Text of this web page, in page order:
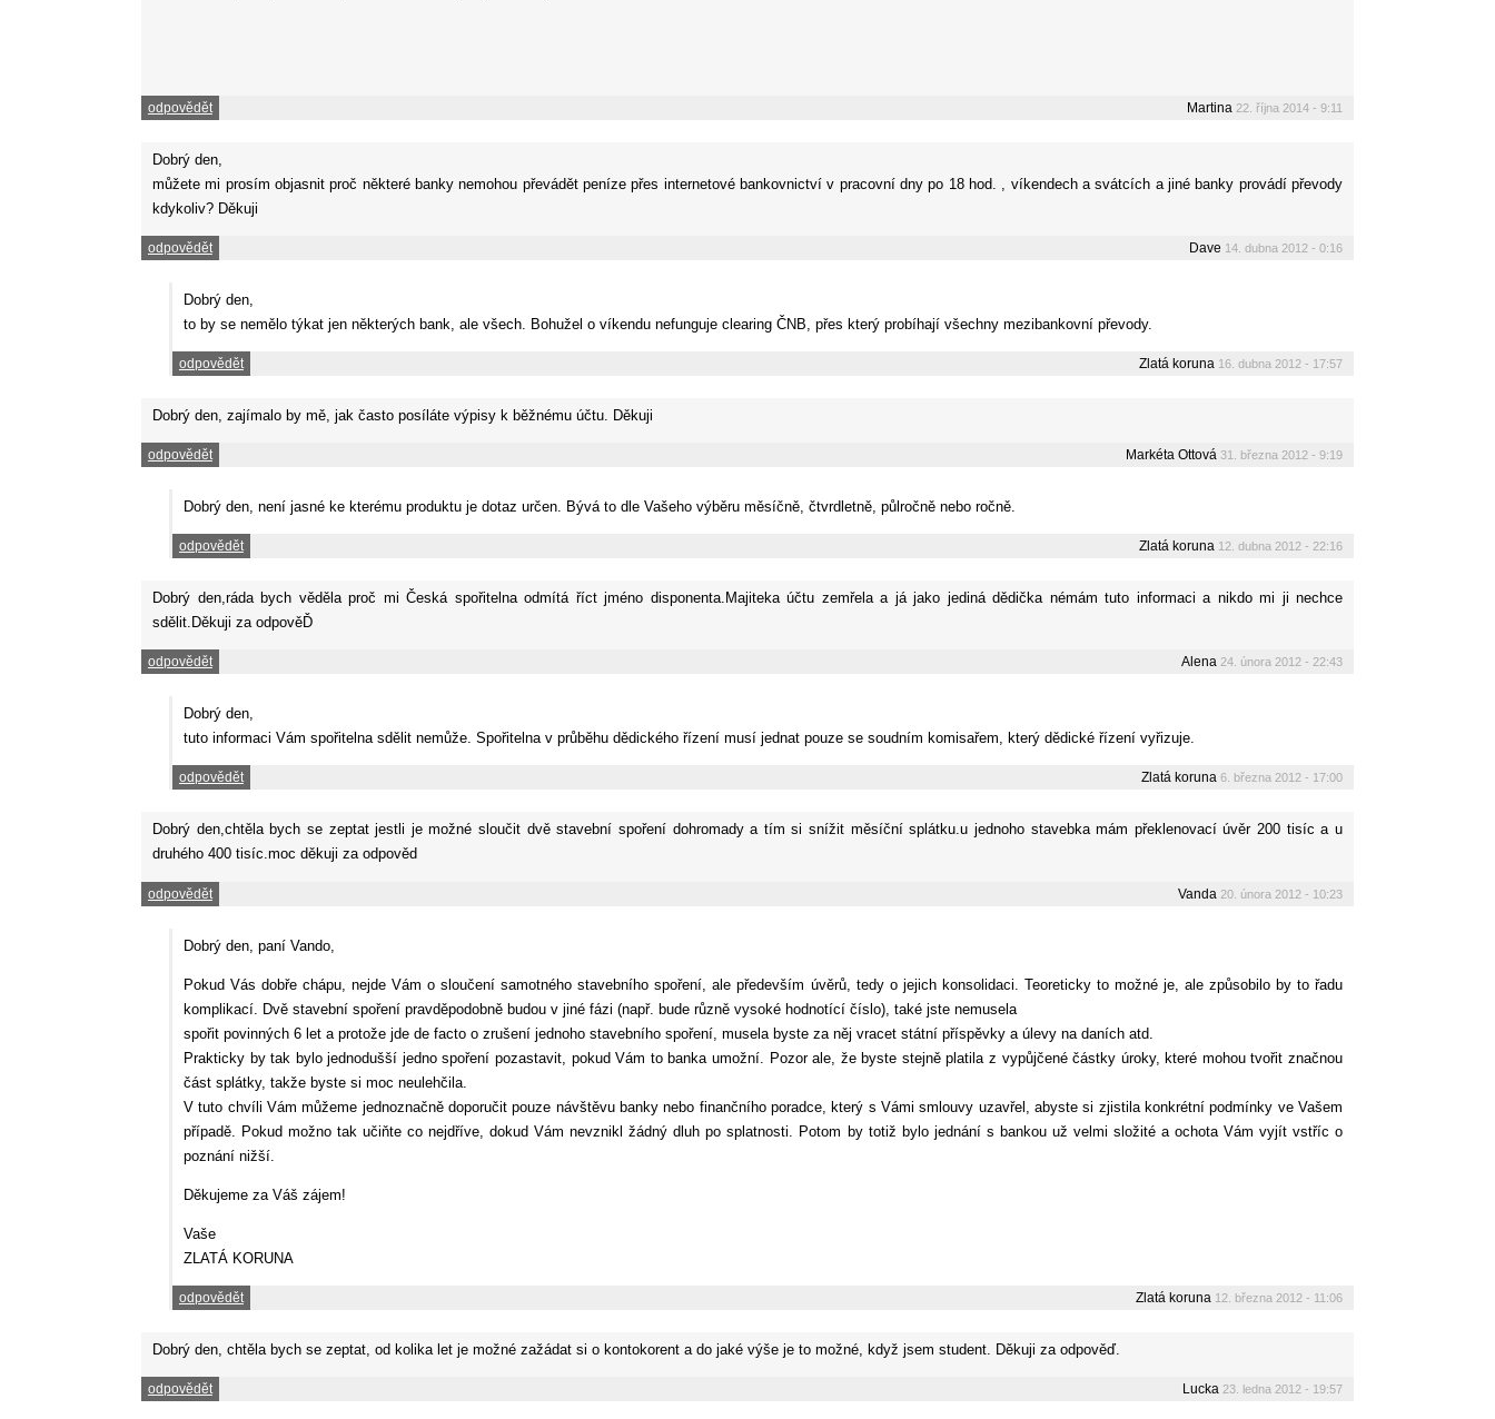
odpovědět Martina 22. října 2014 - 9:11
Dobrý den,
můžete mi prosím objasnit proč některé banky nemohou převádět peníze přes internetové bankovnictví v pracovní dny po 18 hod. , víkendech a svátcích a jiné banky provádí převody
kdykoliv? Děkuji
odpovědět Dave 14. dubna 2012 - 0:16
Dobrý den,
to by se nemělo týkat jen některých bank, ale všech. Bohužel o víkendu nefunguje clearing ČNB, přes který probíhají všechny mezibankovní převody.
odpovědět Zlatá koruna 16. dubna 2012 - 17:57
Dobrý den, zajímalo by mě, jak často posíláte výpisy k běžnému účtu. Děkuji
odpovědět Markéta Ottová 31. března 2012 - 9:19
Dobrý den, není jasné ke kterému produktu je dotaz určen. Bývá to dle Vašeho výběru měsíčně, čtvrdletně, půlročně nebo ročně.
odpovědět Zlatá koruna 12. dubna 2012 - 22:16
Dobrý den,ráda bych věděla proč mi Česká spořitelna odmítá říct jméno disponenta.Majiteka účtu zemřela a já jako jediná dědička némám tuto informaci a nikdo mi ji nechce
sdělit.Děkuji za odpověĎ
odpovědět Alena 24. února 2012 - 22:43
Dobrý den,
tuto informaci Vám spořitelna sdělit nemůže. Spořitelna v průběhu dědického řízení musí jednat pouze se soudním komisařem, který dědické řízení vyřizuje.
odpovědět Zlatá koruna 6. března 2012 - 17:00
Dobrý den,chtěla bych se zeptat jestli je možné sloučit dvě stavební spoření dohromady a tím si snížit měsíční splátku.u jednoho stavebka mám překlenovací úvěr 200 tisíc a u
druhého 400 tisíc.moc děkuji za odpověd
odpovědět Vanda 20. února 2012 - 10:23
Dobrý den, paní Vando,
Pokud Vás dobře chápu, nejde Vám o sloučení samotného stavebního spoření, ale především úvěrů, tedy o jejich konsolidaci. Teoreticky to možné je, ale způsobilo by to řadu
komplikací. Dvě stavební spoření pravděpodobně budou v jiné fázi (např. bude různě vysoké hodnotící číslo), také jste nemusela
spořit povinných 6 let a protože jde de facto o zrušení jednoho stavebního spoření, musela byste za něj vracet státní příspěvky a úlevy na daních atd.
Prakticky by tak bylo jednodušší jedno spoření pozastavit, pokud Vám to banka umožní. Pozor ale, že byste stejně platila z vypůjčené částky úroky, které mohou tvořit značnou
část splátky, takže byste si moc neulehčila.
V tuto chvíli Vám můžeme jednoznačně doporučit pouze návštěvu banky nebo finančního poradce, který s Vámi smlouvy uzavřel, abyste si zjistila konkrétní podmínky ve Vašem
případě. Pokud možno tak učiňte co nejdříve, dokud Vám nevznikl žádný dluh po splatnosti. Potom by totiž bylo jednání s bankou už velmi složité a ochota Vám vyjít vstříc o
poznání nižší.
Děkujeme za Váš zájem!
Vaše
ZLATÁ KORUNA
odpovědět Zlatá koruna 12. března 2012 - 11:06
Dobrý den, chtěla bych se zeptat, od kolika let je možné zažádat si o kontokorent a do jaké výše je to možné, když jsem student. Děkuji za odpověď.
odpovědět Lucka 23. ledna 2012 - 19:57